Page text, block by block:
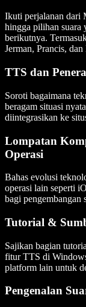
Ikuti perjalanan dari
hingga pilihan suara
berikutnya.
Jerman, Prancis,
TTS dan
Soroti bagaimana
beragam situasi
diintegrasikan ke
Lompatan
Operasi
Bahas evolusi
operasi lain seperti
bagi pengembangan
Tutorial &
Sajikan bagian
fitur TTS di
platform lain untuk
Pengenalan